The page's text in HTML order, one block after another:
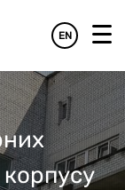
EN
›
Підсумки